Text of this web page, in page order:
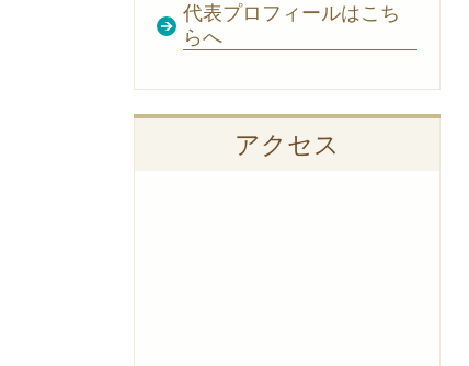
代表プロフィールはこち
らへ
アクセス